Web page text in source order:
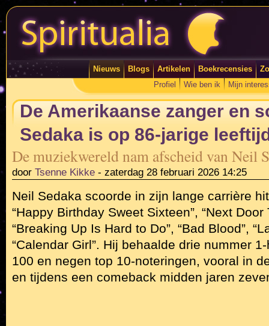
Nieuws Blogs Artikelen Boekrecensies
Profiel
Wie ben ik Mijn
De Amerikaanse zanger en
Sedaka is op 86-jarige
De muziekwereld nam afscheid van Neil
door Tsenne Kikke - zaterdag 28 februari 2026 14:25
Neil Sedaka scoorde in zijn lange carrière
“Happy Birthday Sweet Sixteen”, “Next Door
“Breaking Up Is Hard to Do”, “Bad Blood”,
“Calendar Girl”. Hij behaalde drie nummer
100 en negen top 10-noteringen, vooral in
en tijdens een comeback midden jaren